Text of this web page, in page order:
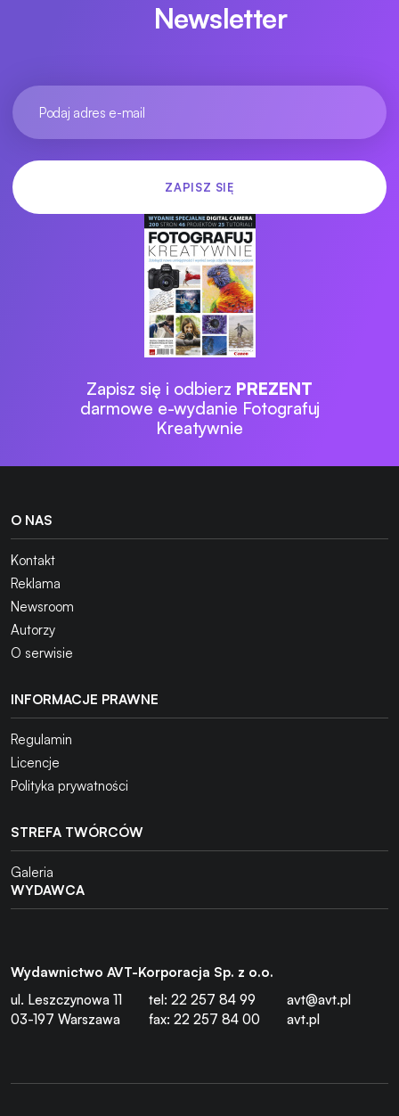
Newsletter
Zapisz się i odbierz PREZENT
darmowe e-wydanie Fotografuj
Kreatywnie
O NAS
Kontakt
Reklama
Newsroom
Autorzy
O serwisie
INFORMACJE PRAWNE
Regulamin
Licencje
Polityka prywatności
STREFA TWÓRCÓW
Galeria
WYDAWCA
Wydawnictwo AVT-Korporacja Sp. z o.o.
ul. Leszczynowa 11
03-197 Warszawa
tel: 22 257 84 99
fax: 22 257 84 00
avt@avt.pl
avt.pl